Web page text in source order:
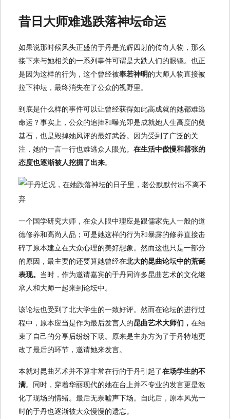
昔日大师难逃跌落神坛命运
如果说那时候风头正盛的于丹是光辉四射的传奇人物，那么
接下来与她相关的一系列事件可谓是大跌人们的眼镜。也正
是因为这样的行为，这个曾经被奉若神明的大师人物直接被
拉下神坛，最终消失在了公众的视野里。
到底是什么样的事件可以让曾经获得如此高成就的她都难逃
命运？事实上，公众的追捧和曝光即是成就她人生高度的奠
基石，也是毁掉她风评的最好武器。因为受到了广泛的关
注，她的一言一行也难逃众人眼光。 在生活中傲慢和嚣张的
态度也逐渐被人挖掘了出来。
一个国学研究大师，在众人眼中理应是跟儒家先人一般的道
德修养和高尚人品；可是她这样的行为和暴露的修养直接击
碎了原本建立在大众心理的美好想象。然而这也只是一部分
的原因，最主要的还要算她曾经在北大的昆曲论坛中的荒诞
表现。 当时，作为邀请嘉宾的于丹同许多昆曲艺术的文化继
承人和大师一起来到论坛中。
该论坛也受到了北大学生的一致好评。然而在论坛的进行过
程中，原本应当是作为最后发言人的昆曲艺术大师们， 在结
束了自己的分享后纷纷下场。原来是主办方为了于丹特地更
改了最后的环节，邀请她来发言。
本就对昆曲艺术并不算非常在行的于丹引起了在场学生的不
满。同时，穿着华丽现代的她在台上并不专业的发言更是激
化了现场的情绪。最后无奈嘘声下场。自此后，原本风光一
时的于丹也逐渐被大众慢慢的遗忘。